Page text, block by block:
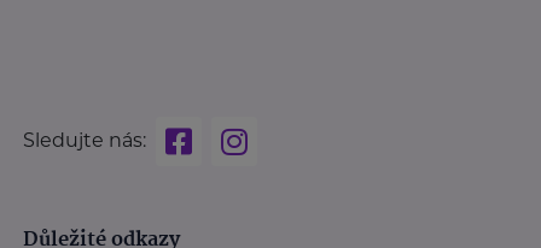
Sledujte nás:
Důležité odkazy